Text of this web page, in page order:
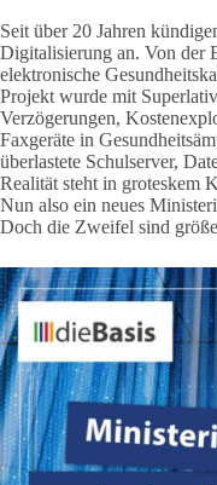
Seit über 20 Jahren
Digitalisierung an. Von der
elektronische
Projekt wurde mit
Verzögerungen,
Faxgeräte in
überlastete Schulserver,
Realität steht in groteskem
Nun also ein neues
Doch die Zweifel sind